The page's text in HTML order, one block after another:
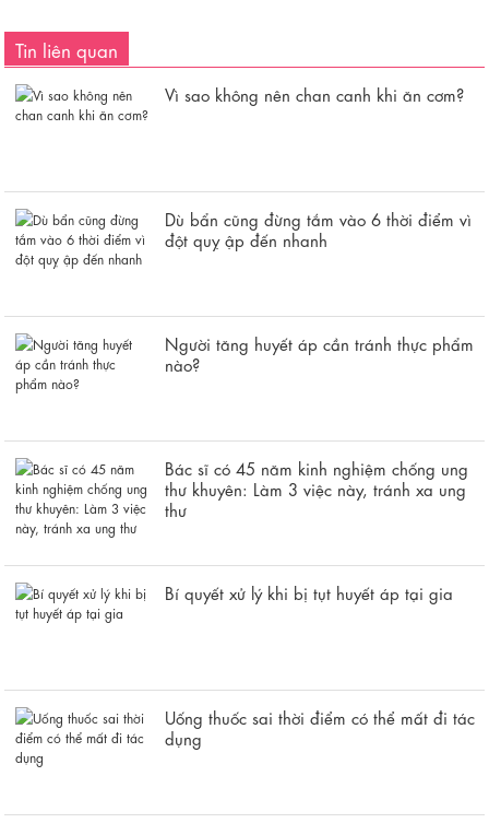
Tin liên quan
Vì sao không nên chan canh khi ăn cơm?
Dù bẩn cũng đừng tắm vào 6 thời điểm vì
đột quỵ ập đến nhanh
Người tăng huyết áp cần tránh thực phẩm
nào?
Bác sĩ có 45 năm kinh nghiệm chống ung
thư khuyên: Làm 3 việc này, tránh xa ung
thư
Bí quyết xử lý khi bị tụt huyết áp tại gia
Uống thuốc sai thời điểm có thể mất đi tác
dụng